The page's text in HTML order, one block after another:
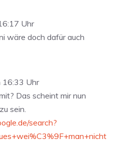
Uhr
wäre doch dafür auch
16:33 Uhr
Das scheint mir nun
sein.
search?